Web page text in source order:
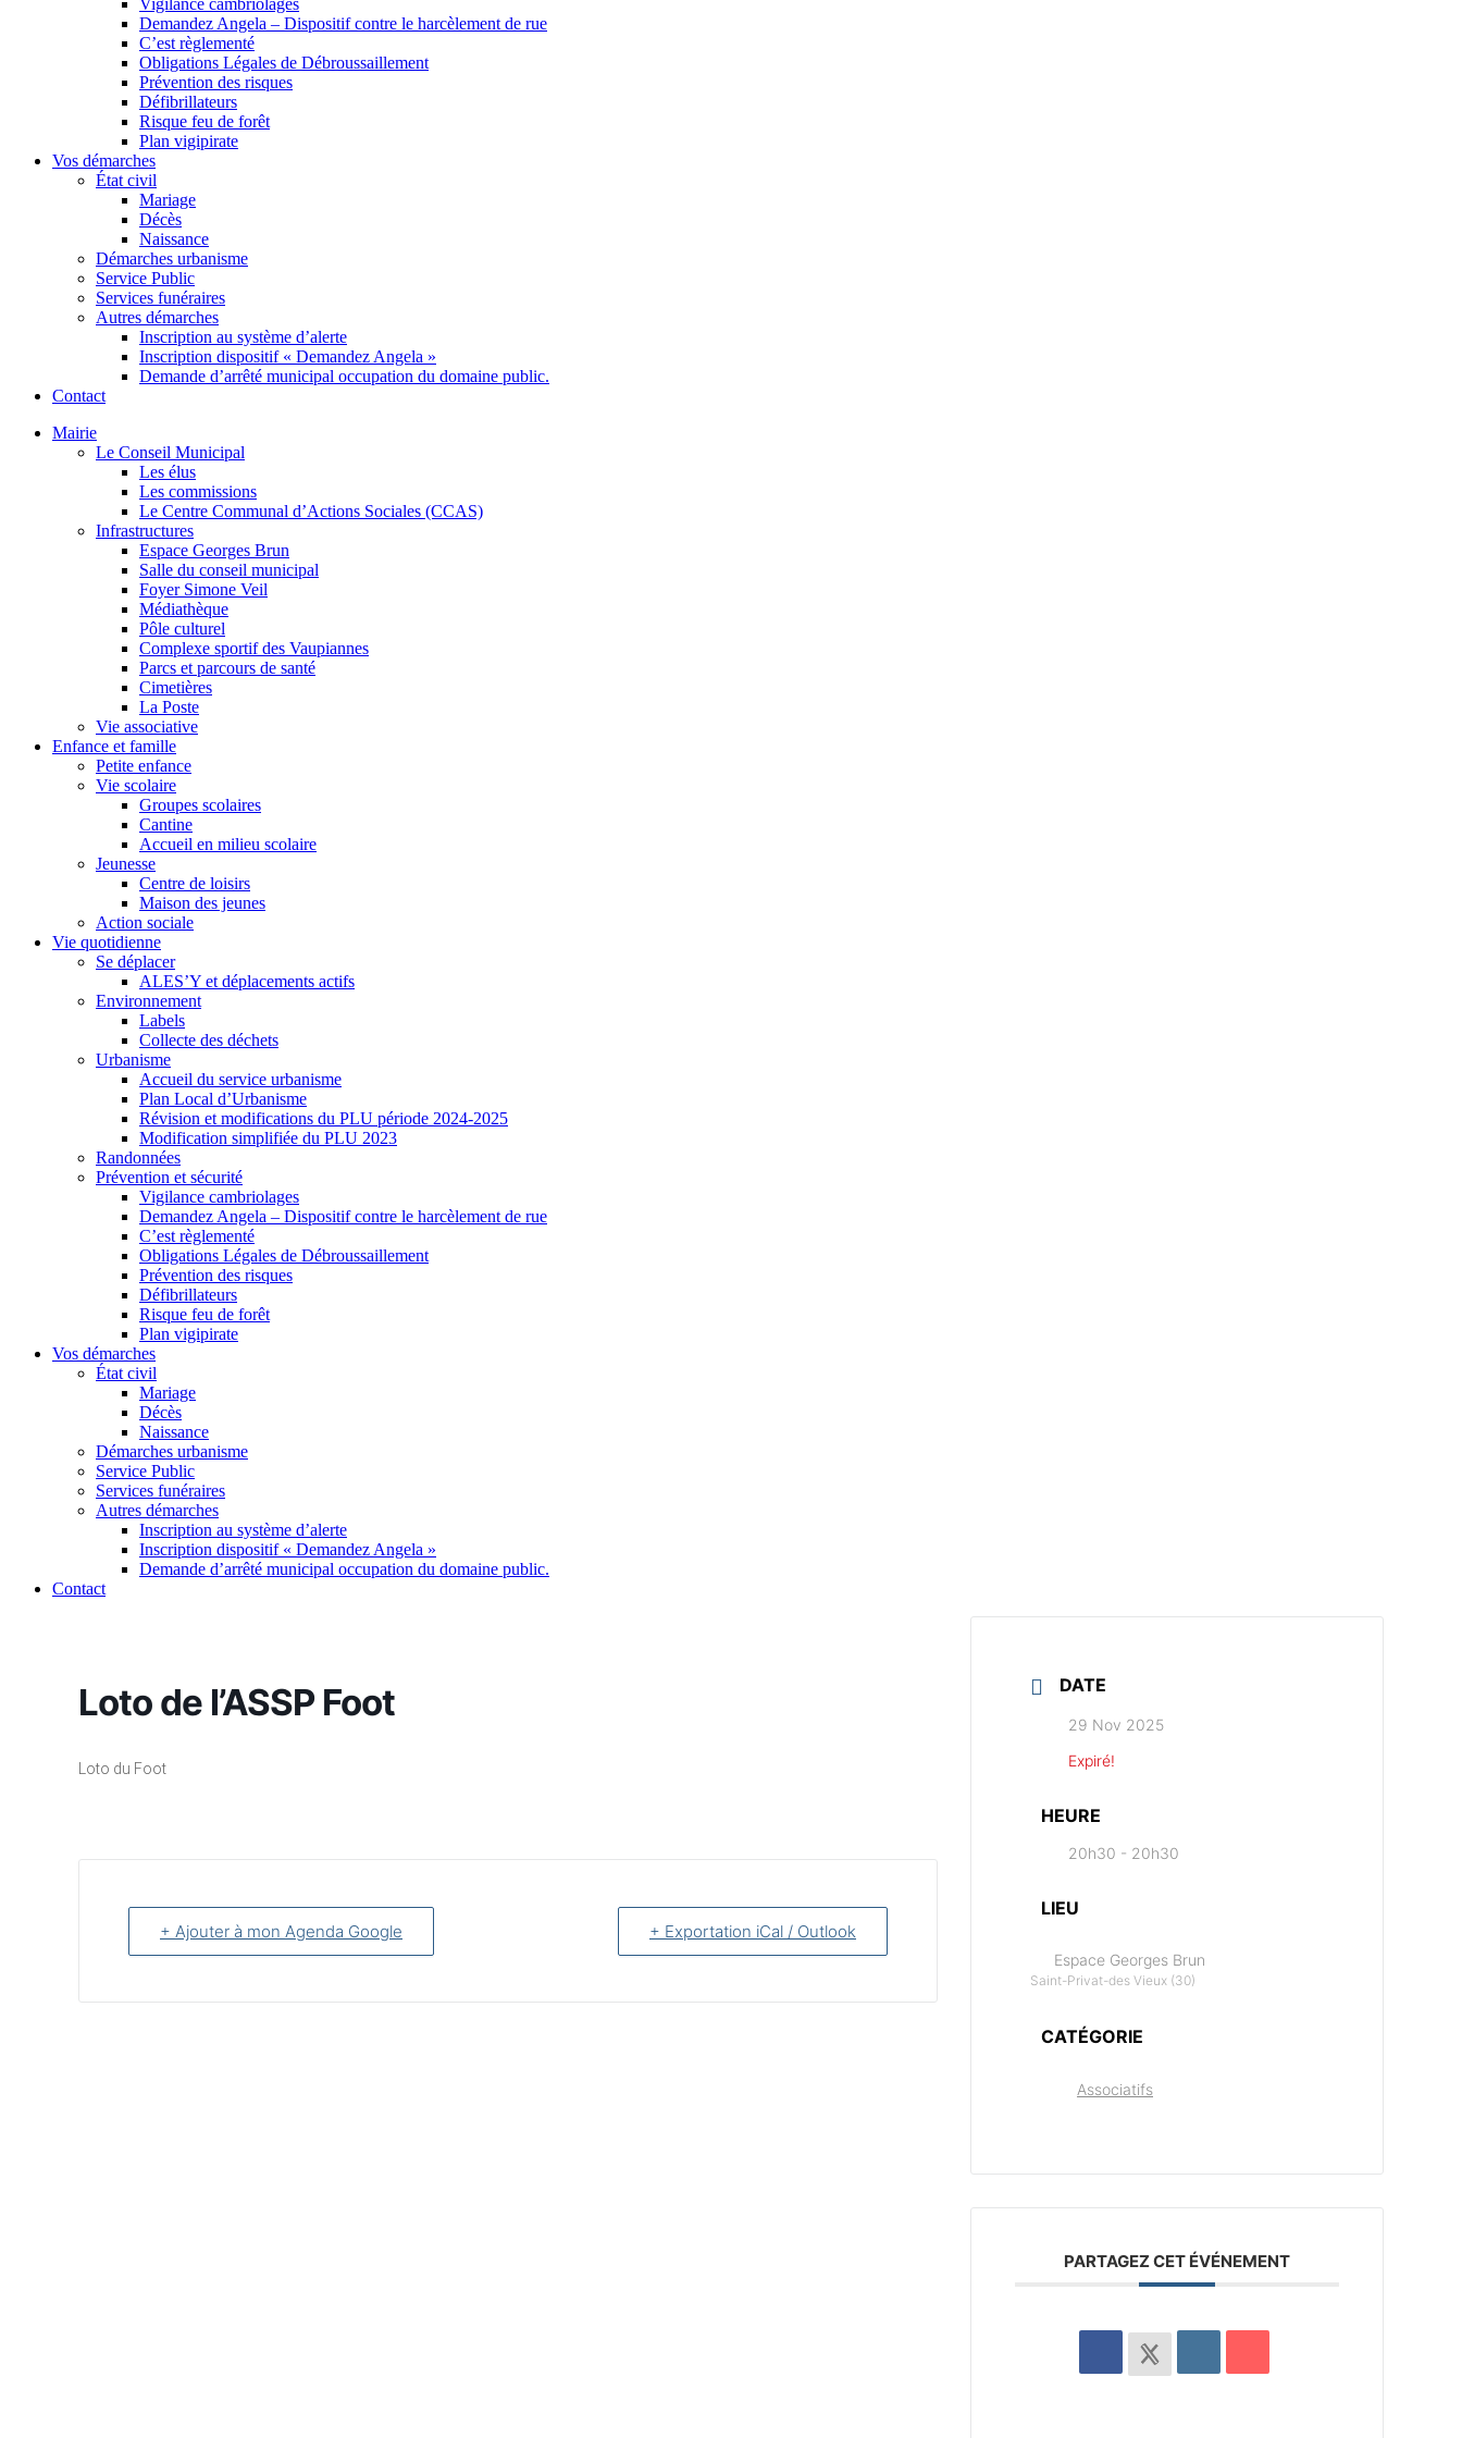
Vigilance cambriolages
Demandez Angela – Dispositif contre le harcèlement de rue
C’est règlementé
Obligations Légales de Débroussaillement
Prévention des risques
Défibrillateurs
Risque feu de forêt
Plan vigipirate
Vos démarches
État civil
Mariage
Décès
Naissance
Démarches urbanisme
Service Public
Services funéraires
Autres démarches
Inscription au système d’alerte
Inscription dispositif « Demandez Angela »
Demande d’arrêté municipal occupation du domaine public.
Contact
Mairie
Le Conseil Municipal
Les élus
Les commissions
Le Centre Communal d’Actions Sociales (CCAS)
Infrastructures
Espace Georges Brun
Salle du conseil municipal
Foyer Simone Veil
Médiathèque
Pôle culturel
Complexe sportif des Vaupiannes
Parcs et parcours de santé
Cimetières
La Poste
Vie associative
Enfance et famille
Petite enfance
Vie scolaire
Groupes scolaires
Cantine
Accueil en milieu scolaire
Jeunesse
Centre de loisirs
Maison des jeunes
Action sociale
Vie quotidienne
Se déplacer
ALES’Y et déplacements actifs
Environnement
Labels
Collecte des déchets
Urbanisme
Accueil du service urbanisme
Plan Local d’Urbanisme
Révision et modifications du PLU période 2024-2025
Modification simplifiée du PLU 2023
Randonnées
Prévention et sécurité
Vigilance cambriolages
Demandez Angela – Dispositif contre le harcèlement de rue
C’est règlementé
Obligations Légales de Débroussaillement
Prévention des risques
Défibrillateurs
Risque feu de forêt
Plan vigipirate
Vos démarches
État civil
Mariage
Décès
Naissance
Démarches urbanisme
Service Public
Services funéraires
Autres démarches
Inscription au système d’alerte
Inscription dispositif « Demandez Angela »
Demande d’arrêté municipal occupation du domaine public.
Contact
Loto de l’ASSP Foot
Loto du Foot
+ Ajouter à mon Agenda Google + Exportation iCal / Outlook
DATE
29 Nov 2025
Expiré!
HEURE
20h30 - 20h30
LIEU
Espace Georges Brun
Saint-Privat-des Vieux (30)
CATÉGORIE
Associatifs
PARTAGEZ CET ÉVÉNEMENT